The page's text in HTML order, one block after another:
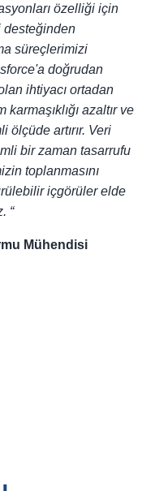
özelliği için
desteğinden
süreçlerimizi
doğrudan
ihtiyacı ortadan
azaltır ve
artırır. Veri
bir zaman tasarrufu
toplanmasını
içgörüler elde
“
Mühendisi